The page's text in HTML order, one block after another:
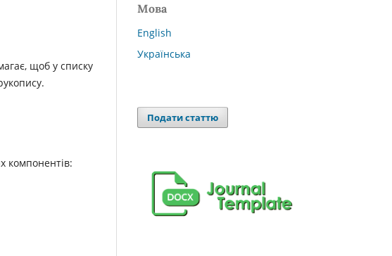
щоб у списку
компонентів:
Мова
English
Українська
Подати статтю